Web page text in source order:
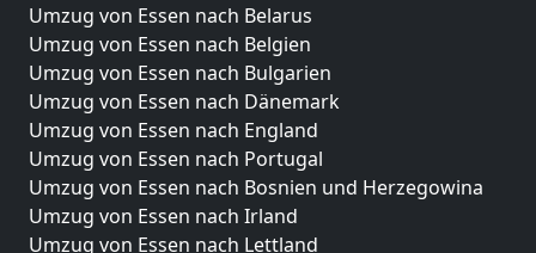
Umzug von Essen nach Belarus
Umzug von Essen nach Belgien
Umzug von Essen nach Bulgarien
Umzug von Essen nach Dänemark
Umzug von Essen nach England
Umzug von Essen nach Portugal
Umzug von Essen nach Bosnien und Herzegowina
Umzug von Essen nach Irland
Umzug von Essen nach Lettland